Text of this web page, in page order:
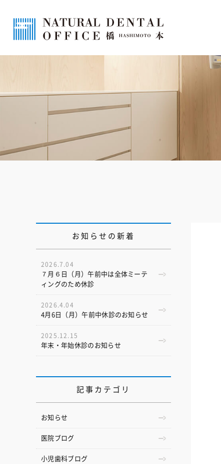
お知らせの新着
2026.7.04
７月６日（月）午前中は全体ミーテ
ィングのため休診
2026.4.04
4月6日（月）午前中休診のお知らせ
2025.12.15
年末・年始休診のお知らせ
記事カテゴリ
お知らせ
医院ブログ
小児歯科ブログ